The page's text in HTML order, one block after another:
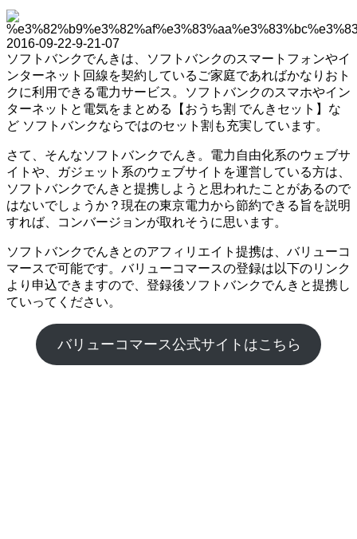
ソフトバンクでんきは、ソフトバンクのスマートフォンやイ
ンターネット回線を契約しているご家庭であればかなりおト
クに利用できる電力サービス。ソフトバンクのスマホやイン
ターネットと電気をまとめる【おうち割 でんきセット】な
ど ソフトバンクならではのセット割も充実しています。
さて、そんなソフトバンクでんき。電力自由化系のウェブサ
イトや、ガジェット系のウェブサイトを運営している方は、
ソフトバンクでんきと提携しようと思われたことがあるので
はないでしょうか？現在の東京電力から節約できる旨を説明
すれば、コンバージョンが取れそうに思います。
ソフトバンクでんきとのアフィリエイト提携は、バリューコ
マースで可能です。バリューコマースの登録は以下のリンク
より申込できますので、登録後ソフトバンクでんきと提携し
ていってください。
バリューコマース公式サイトはこちら